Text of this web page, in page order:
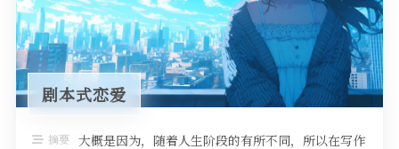
剧本式恋爱
摘要 大概是因为，随着人生阶段的有所不同，所以在写作